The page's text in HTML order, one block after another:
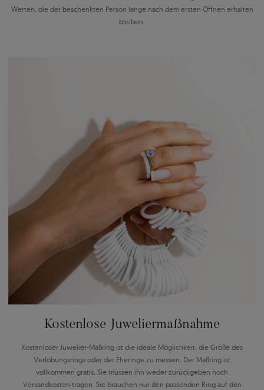
Werten, die der beschenkten Person lange nach dem ersten Öffnen erhalten
bleiben.
Kostenlose Juweliermaßnahme
Kostenloser Juwelier-Maßring ist die ideale Möglichkeit, die Größe des
Verlobungsrings oder der Eheringe zu messen. Der Maßring ist
vollkommen gratis, Sie müssen ihn weder zurückgeben noch
Versandkosten tragen. Sie brauchen nur den passenden Ring auf den